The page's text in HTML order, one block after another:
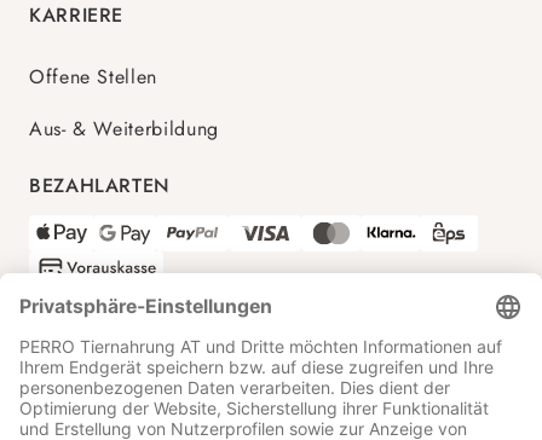
KARRIERE
Offene Stellen
Aus- & Weiterbildung
BEZAHLARTEN
VERSANDPARTNER